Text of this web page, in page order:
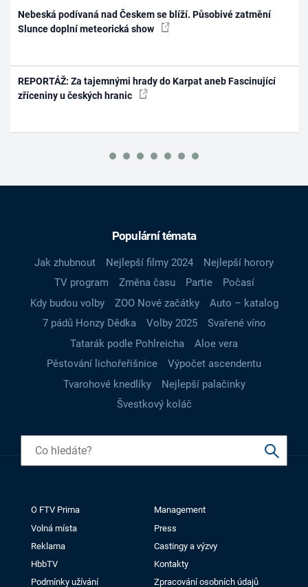
Nebeská podívaná nad Českem se blíží. Působivé zatmění
Slunce doplní meteorická show
REPORTÁŽ: Za tajemnými hrady do Karpat aneb Fascinující
zříceniny u českých hranic
Populární témata
Jak zhubnout Nejlepší filmy 2024
Nejlepší horory
TV program
Změna času Partie
Počasí
Kdy budou volby
ZOO Nové začátky
Auto – katalog
7 pádů Honzy Dědka
Volby 2025
Svařené víno
Tatarák podle Pohlreicha
Aloe vera
Pěstování lichořeřišnice
Výpočet ascendentu
Tvarohové knedlíky
Nejlepší palačinky
Švestkový koláč
O FTV Prima
Management
Volná místa
Press
Reklama
Castingy a výzvy
HbbTV
Kontakty
Podmínky užívání
Zpracování osobních údajů